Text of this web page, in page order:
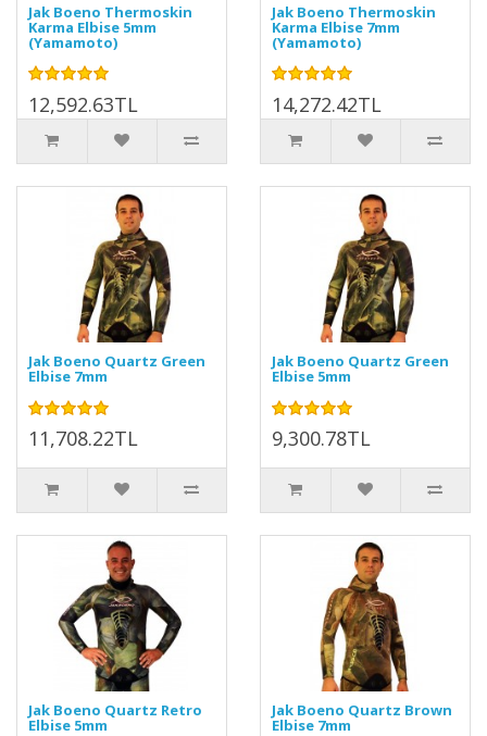
Jak Boeno Thermoskin
Karma Elbise 5mm
(Yamamoto)
12,592.63TL
Jak Boeno Thermoskin
Karma Elbise 7mm
(Yamamoto)
14,272.42TL
Jak Boeno Quartz Green
Elbise 7mm
11,708.22TL
Jak Boeno Quartz Green
Elbise 5mm
9,300.78TL
Jak Boeno Quartz Retro
Elbise 5mm
Jak Boeno Quartz Brown
Elbise 7mm